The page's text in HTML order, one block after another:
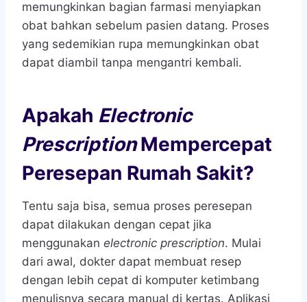
memungkinkan bagian farmasi menyiapkan
obat bahkan sebelum pasien datang. Proses
yang sedemikian rupa memungkinkan obat
dapat diambil tanpa mengantri kembali.
Apakah Electronic
PrescriptionMempercepat
Peresepan Rumah Sakit?
Tentu saja bisa, semua proses peresepan
dapat dilakukan dengan cepat jika
menggunakan electronic prescription. Mulai
dari awal, dokter dapat membuat resep
dengan lebih cepat di komputer ketimbang
menulisnya secara manual di kertas. Aplikasi